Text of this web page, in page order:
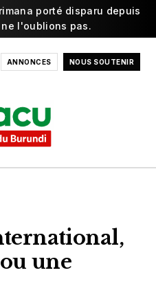
porté disparu depuis
l'oublions pas.
ANNONCES NOUS SOUTENIR
une